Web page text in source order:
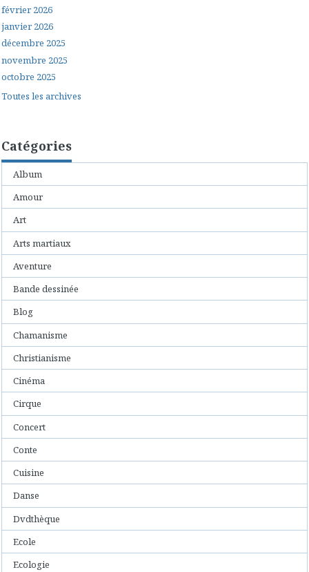
février 2026
janvier 2026
décembre 2025
novembre 2025
octobre 2025
Toutes les archives
Catégories
Album
Amour
Art
Arts martiaux
Aventure
Bande dessinée
Blog
Chamanisme
Christianisme
Cinéma
Cirque
Concert
Conte
Cuisine
Danse
Dvdthèque
Ecole
Ecologie